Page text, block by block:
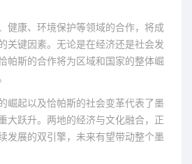
健康、环境保护等领域的合作，将成
关键因素。无论是在经济还是社会发
帕斯的合作将为区域和国家的整体崛
崛起以及恰帕斯的社会变革代表了墨
大跃升。两地的经济与文化融合，正
发展的双引擎，未来有望带动整个墨